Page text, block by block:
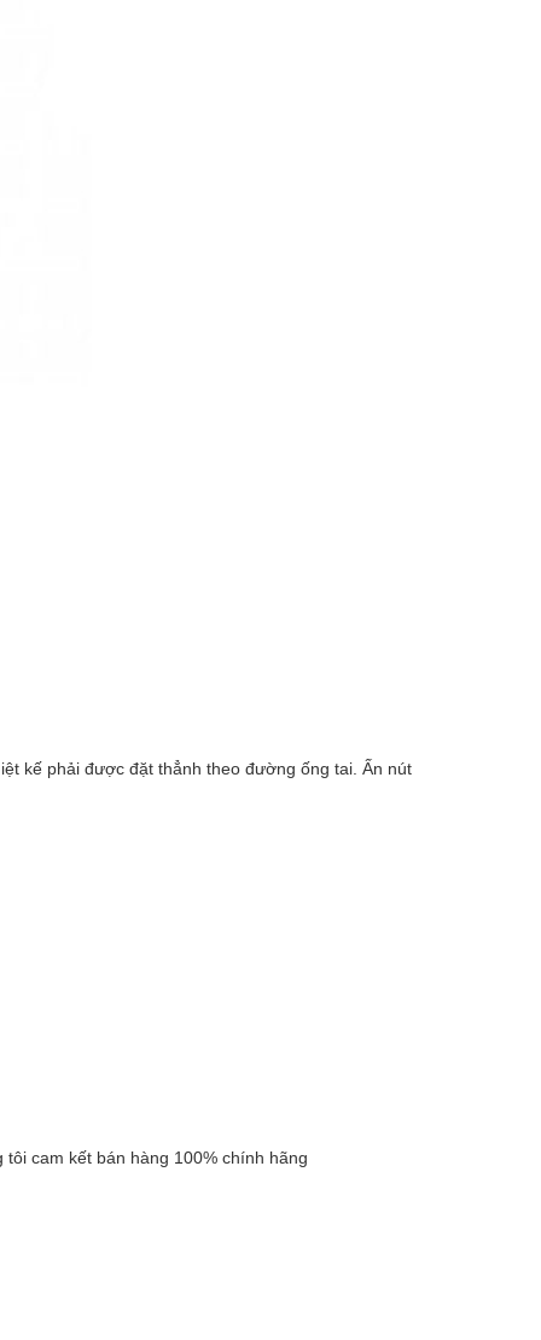
kế phải được đặt thẳnh theo đường ống tai. Ấn nút
cam kết bán hàng 100% chính hãng